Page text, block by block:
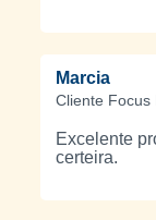
Marcia
Cliente Focus
Excelente
certeira.